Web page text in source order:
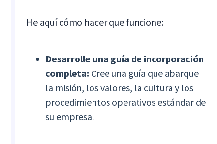
He aquí cómo hacer que funcione:
Desarrolle una guía de incorporación
completa: Cree una guía que abarque
la misión, los valores, la cultura y los
procedimientos operativos estándar de
su empresa.